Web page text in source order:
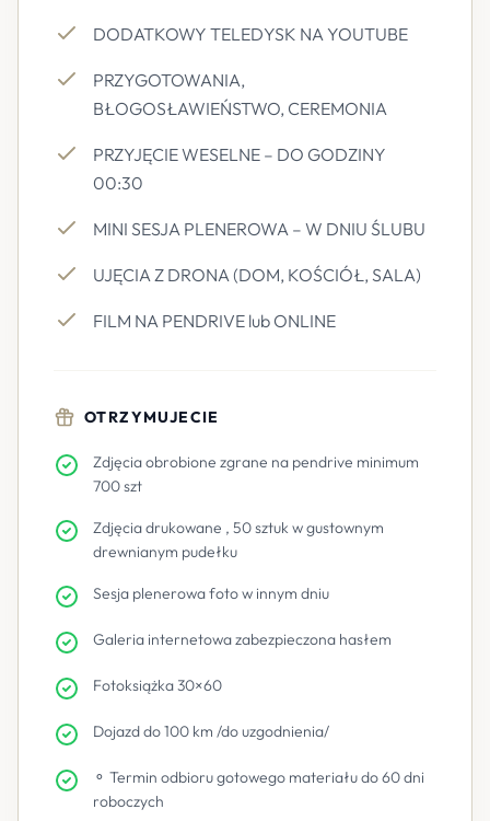
DODATKOWY TELEDYSK NA YOUTUBE
PRZYGOTOWANIA,
BŁOGOSŁAWIEŃSTWO, CEREMONIA
PRZYJĘCIE WESELNE – DO GODZINY
00:30
MINI SESJA PLENEROWA – W DNIU ŚLUBU
UJĘCIA Z DRONA (DOM, KOŚCIÓŁ, SALA)
FILM NA PENDRIVE lub ONLINE
OTRZYMUJECIE
Zdjęcia obrobione zgrane na pendrive minimum
700 szt
Zdjęcia drukowane , 50 sztuk w gustownym
drewnianym pudełku
Sesja plenerowa foto w innym dniu
Galeria internetowa zabezpieczona hasłem
Fotoksiążka 30×60
Dojazd do 100 km /do uzgodnienia/
⚬ Termin odbioru gotowego materiału do 60 dni
roboczych